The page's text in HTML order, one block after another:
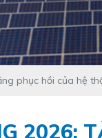
phục hồi của hệ
2026: